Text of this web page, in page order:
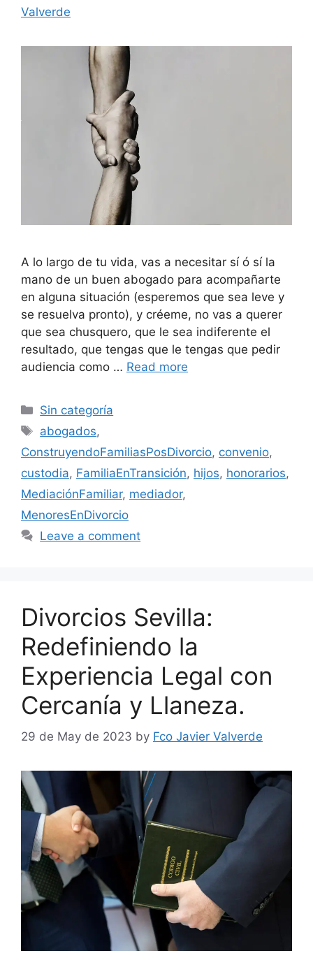
Valverde
A lo largo de tu vida, vas a necesitar sí ó sí la
mano de un buen abogado para acompañarte
en alguna situación (esperemos que sea leve y
se resuelva pronto), y créeme, no vas a querer
que sea chusquero, que le sea indiferente el
resultado, que tengas que le tengas que pedir
audiencia como … Read more
Categories
Sin categoría
Tags
abogados,
ConstruyendoFamiliasPosDivorcio, convenio,
custodia, FamiliaEnTransición, hijos, honorarios,
MediaciónFamiliar, mediador,
MenoresEnDivorcio
Leave a comment
Divorcios Sevilla:
Redefiniendo la
Experiencia Legal con
Cercanía y Llaneza.
29 de May de 2023 by Fco Javier Valverde